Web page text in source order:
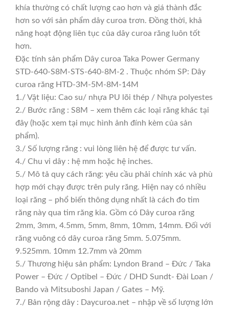
khía thường có chất lượng cao hơn và giá thành đắc
hơn so với sản phẩm dây curoa trơn. Đồng thời, khả
năng hoạt động liên tục của dây curoa răng luôn tốt
hơn.
Đặc tính sản phẩm Dây curoa Taka Power Germany
STD-640-S8M-STS-640-8M-2 . Thuộc nhóm SP: Dây
curoa răng HTD-3M-5M-8M-14M
1./ Vật liệu: Cao su/ nhựa PU lõi thép / Nhựa polyestes
2./ Bước răng : S8M – xem thêm các loại răng khác tại
đây (hoặc xem tại mục hình ảnh đính kèm của sản
phẩm).
3./ Số lượng răng : vui lòng liên hệ để được tư vấn.
4./ Chu vi dây : hệ mm hoặc hệ inches.
5./ Mô tả quy cách răng: yêu cầu phải chính xác và phù
hợp mới chạy được trên puly răng. Hiện nay có nhiều
loại răng – phổ biến thông dụng nhất là cách đo tim
răng này qua tim răng kia. Gồm có Dây curoa răng
2mm, 3mm, 4.5mm, 5mm, 8mm, 10mm, 14mm. Đối với
răng vuông có dây curoa răng 5mm. 5.075mm.
9.525mm. 10mm 12.7mm và 20mm
5./ Thương hiệu sản phẩm: Lyndon Brand – Đức / Taka
Power – Đức / Optibel – Đức / DHD Sundt- Đài Loan /
Bando và Mitsuboshi Japan / Gates – Mỹ.
7./ Bản rộng dây : Daycuroa.net – nhập về số lượng lớn